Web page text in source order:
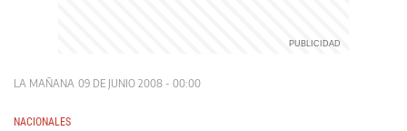
LA MAÑANA 09 DE JUNIO 2008 - 00:00
NACIONALES